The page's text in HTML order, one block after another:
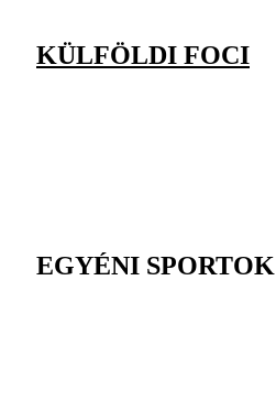
KÜLFÖLDI FOCI
EGYÉNI SPORTOK